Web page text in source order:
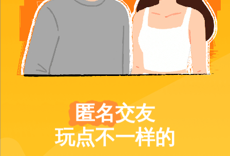
匿名交友
玩点不⼀样的